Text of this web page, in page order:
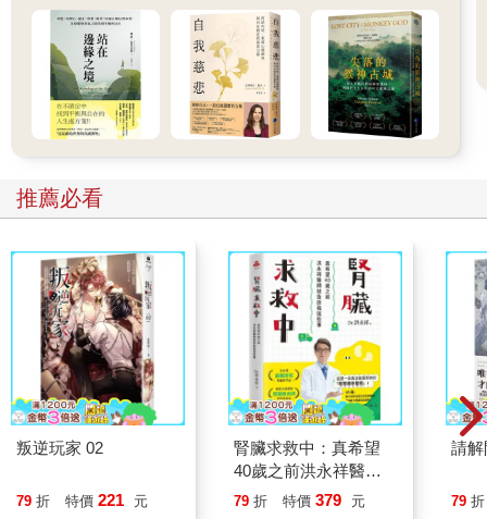
禪認為，每個人內心都有「菩薩」。
「菩薩」就是「自己原本清澈無比的心」。
自己帶著怎樣的使命來到這個世界？自己在這個世界必須完成什
麼使命？如果有一百個人，就會有一百種不同的作用。
思考這個問題很重要。無法藉由和他人比較得到這個問題的答
案，也無法透過模仿他人找到答案，必須自己充分思考，才能夠
「這才是上天賦予我的使命」、「這才是我該走的人生之路」，
當我們能夠產生這樣的確信時，才能夠發現自己真正的生命意義
有一個成語叫做「自問自答」，就是問自己的心，由自己的心來
回答。這對人生是一件很重要的事。
一個人在獨處的時候，才能夠自問自答。
我們誕生來到這個世界，和離開這個世界時都是一個人。即使是
雙胞胎或是三胞胎，也並不是同時誕生，無論再怎麼恩愛的夫
妻，都無法同年同月同日死。
由此可以了解，人本來就是一個人，一個人才是自然的樣子。
一個人並不寂寞，也並不悲傷，而是理所當然、天經地義的事。
正因為這樣，我們要珍惜一個人獨處的時間，珍惜獨自思考的時
意識到每個人都是一個人，才能夠活出豐富的人生，為自己和他
推薦必看
叛逆玩家 02
79 折 特價 221 元
腎臟求救中：真希望
40歲之前洪永祥醫師
就告訴我這些事
79 折 特價 379 元
請解
79 折